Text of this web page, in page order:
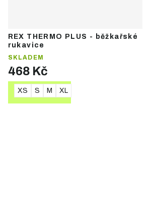
REX THERMO PLUS - běžkařské
rukavice
SKLADEM
468 Kč
DETAIL
XS S M XL